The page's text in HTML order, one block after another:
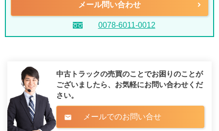
メール問い合わせ
0078-6011-0012
中古トラックの売買のことでお困りのことが
ございましたら、 お気軽にお問い合わせくだ
さい。
mail メールでのお問い合せ